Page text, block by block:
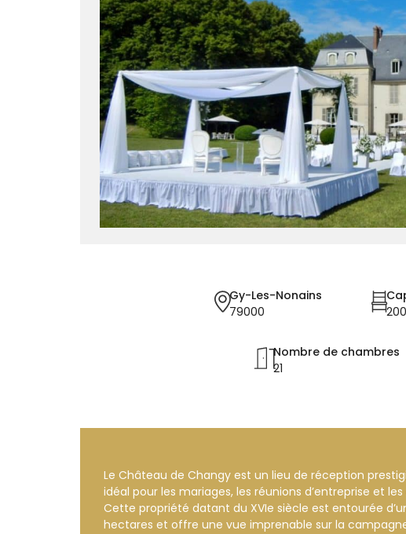
Gy-Les-Nonains
79000
200
Nombre de chambres
21
Le Château de Changy est un lieu de réception
idéal pour les mariages, les réunions d’entreprise et
Cette propriété datant du XVIe siècle est entourée
hectares et offre une vue imprenable sur la